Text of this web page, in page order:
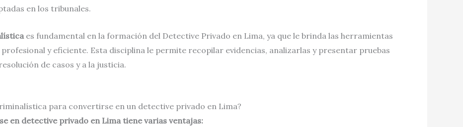
en los tribunales.
es fundamental en la formación del Detective Privado en Lima, ya que le brinda las herramientas
y eficiente. Esta disciplina le permite recopilar evidencias, analizarlas y presentar pruebas
de casos y a la justicia.
para convertirse en un detective privado en Lima?
en detective privado en Lima tiene varias ventajas: